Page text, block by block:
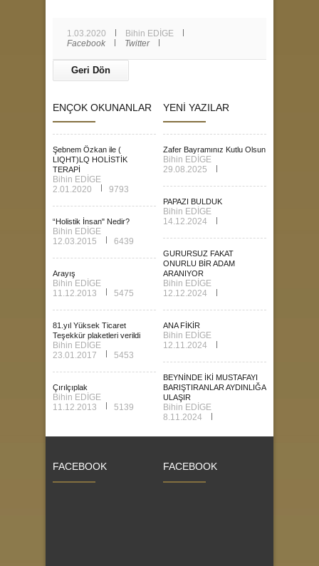
1.03.2020
Bihin EDİGE
Facebook
Twitter
Geri Dön
ENÇOK OKUNANLAR
Şebnem Özkan ile (
LIQHT)LQ HOLİSTİK
TERAPİ
Bihin EDİGE
2.01.2020
9793
“Holistik İnsan" Nedir?
Bihin EDİGE
12.03.2015
6439
Arayış
Bihin EDİGE
11.12.2013
5475
81.yıl Yüksek Ticaret
Teşekkür plaketleri verildi
Bihin EDİGE
23.01.2017
5453
Çırılçıplak
Bihin EDİGE
11.12.2013
5139
YENİ YAZILAR
Zafer Bayramınız Kutlu Olsun
Bihin EDİGE
29.08.2025
PAPAZI BULDUK
Bihin EDİGE
14.12.2024
GURURSUZ FAKAT
ONURLU BİR ADAM
ARANIYOR
Bihin EDİGE
12.12.2024
ANA FİKİR
Bihin EDİGE
12.11.2024
BEYNİNDE İKİ MUSTAFAYI
BARIŞTIRANLAR AYDINLIĞA
ULAŞIR
Bihin EDİGE
8.11.2024
FACEBOOK FACEBOOK